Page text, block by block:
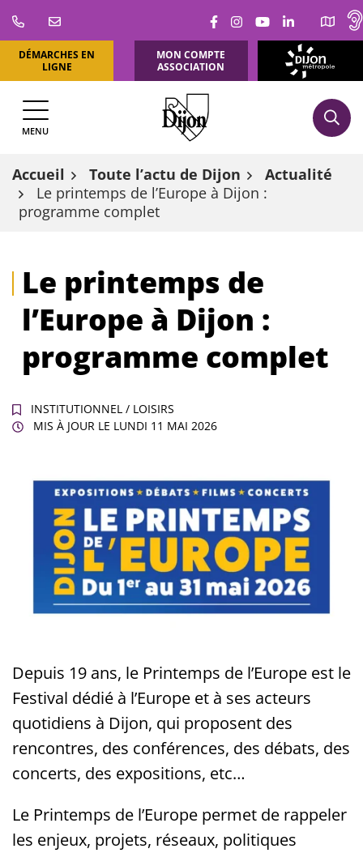
au
contenu
Lien vers le compte
Lien vers le
Lien vers la
Lien vers
DÉMARCHES EN
LIGNE
MON COMPTE
ASSOCIATION
DIJON
MENU
Accueil Toute l’actu de Dijon
Actualité
Le printemps de l’Europe à Dijon :
programme complet
Le printemps de
l’Europe à Dijon :
programme complet
INSTITUTIONNEL / LOISIRS
MIS À JOUR LE LUNDI 11 MAI 2026
Depuis 19 ans, le Printemps de l’Europe est le
Festival dédié à l’Europe et à ses acteurs
quotidiens à Dijon, qui proposent des
rencontres, des conférences, des débats, des
concerts, des expositions, etc…
Le Printemps de l’Europe permet de rappeler
les enjeux, projets, réseaux, politiques